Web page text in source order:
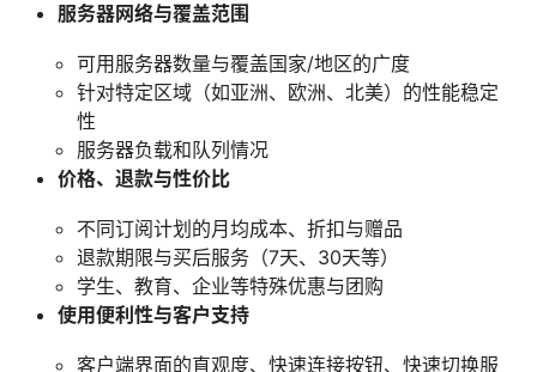
服务器网络与覆盖范围
可用服务器数量与覆盖国家/地区的广度
针对特定区域（如亚洲、欧洲、北美）的性能稳定
性
服务器负载和队列情况
价格、退款与性价比
不同订阅计划的月均成本、折扣与赠品
退款期限与买后服务（7天、30天等）
学生、教育、企业等特殊优惠与团购
使用便利性与客户支持
客户端界面的直观度、快速连接按钮、快速切换服